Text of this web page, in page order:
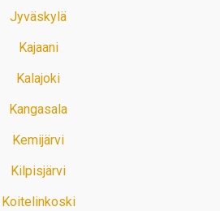
Jyväskylä
Kajaani
Kalajoki
Kangasala
Kemijärvi
Kilpisjärvi
Koitelinkoski